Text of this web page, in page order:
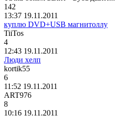
142
13:37 19.11.2011
куплю DVD+USB магнитоллу
TiiTos
4
12:43 19.11.2011
Люди хелп
kortik55
6
11:52 19.11.2011
ART976
8
10:16 19.11.2011